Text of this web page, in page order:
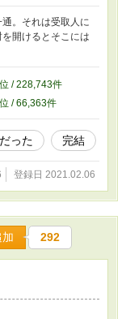
。それは受取人に
開けるとそこには
位 / 228,743件
位 / 66,363件
った 完結
登録日 2021.02.06
292